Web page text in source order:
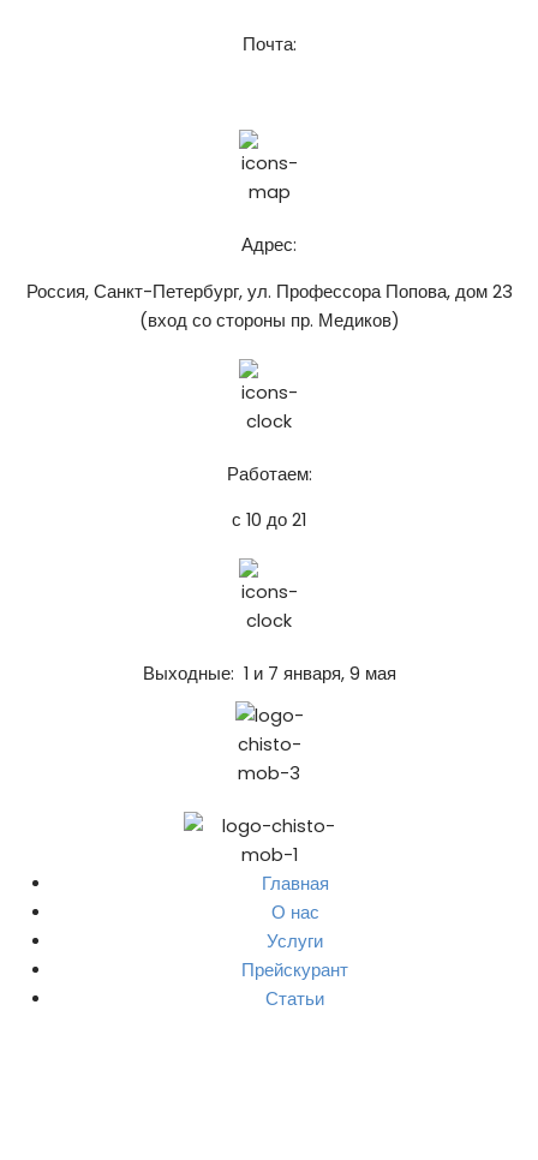
Почта:
Адрес:
Россия, Санкт-Петербург, ул. Профессора Попова, дом 23
(вход со стороны пр. Медиков)
Работаем:
с 10 до 21
Выходные: 1 и 7 января, 9 мая
Главная
О нас
Услуги
Прейскурант
Статьи